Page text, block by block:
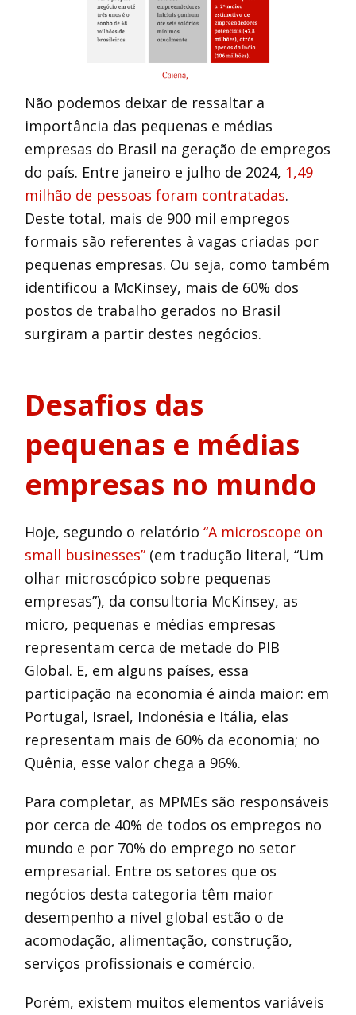
Não podemos deixar de ressaltar a
importância das pequenas e médias
empresas do Brasil na geração de empregos
do país. Entre janeiro e julho de 2024, 1,49
milhão de pessoas foram contratadas.
Deste total, mais de 900 mil empregos
formais são referentes à vagas criadas por
pequenas empresas. Ou seja, como também
identificou a McKinsey, mais de 60% dos
postos de trabalho gerados no Brasil
surgiram a partir destes negócios.
Desafios das
pequenas e médias
empresas no mundo
Hoje, segundo o relatório“A microscope on
small businesses” (em tradução literal, “Um
olhar microscópico sobre pequenas
empresas”), da consultoria McKinsey, as
micro, pequenas e médias empresas
representam cerca de metade do PIB
Global. E, em alguns países, essa
participação na economia é ainda maior: em
Portugal, Israel, Indonésia e Itália, elas
representam mais de 60% da economia; no
Quênia, esse valor chega a 96%.
Para completar, as MPMEs são responsáveis
por cerca de 40% de todos os empregos no
mundo e por 70% do emprego no setor
empresarial. Entre os setores que os
negócios desta categoria têm maior
desempenho a nível global estão o de
acomodação, alimentação, construção,
serviços profissionais e comércio.
Porém, existem muitos elementos variáveis